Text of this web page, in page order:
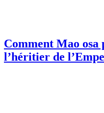
Comment Mao osa
l’héritier de